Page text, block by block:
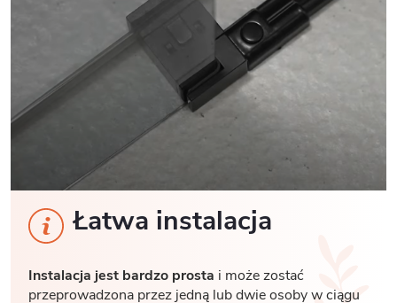
Łatwa instalacja
Instalacja jest bardzo prosta i może zostać
przeprowadzona przez jedną lub dwie osoby w ciągu